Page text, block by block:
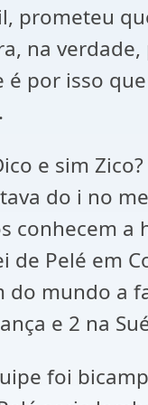
prometeu
na
por isso
e sim
do i no
conhecem
Pelé em
mundo a
e 2 na
foi